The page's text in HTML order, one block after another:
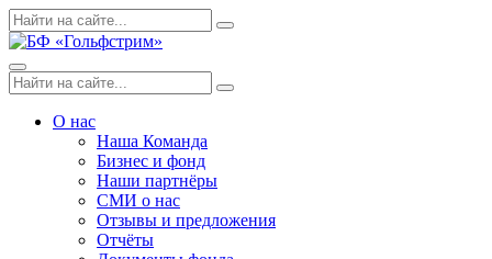
Skip
to
Поиск
по:
Search
Menu
Поиск
по:
Search
О нас
Наша Команда
Бизнес и фонд
Наши партнёры
СМИ о нас
Отзывы и предложения
Отчёты